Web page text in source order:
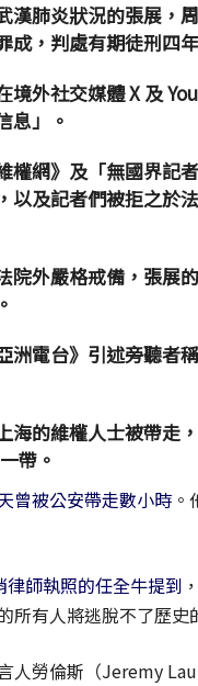
漢肺炎狀況的張展，
成，判處有期徒刑四
境外社交媒體 X 及
息」。
權網》及「無國界記
以及記者們被拒之於
院外嚴格戒備，張展
洲電台》引述旁聽者
海的維權人士被帶走
帶。
曾被公安帶走數小時。
師執照的任全牛提到
有人將逃脫不了歷史
人勞倫斯（Jeremy